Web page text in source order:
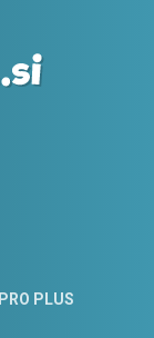
PRO PLUS